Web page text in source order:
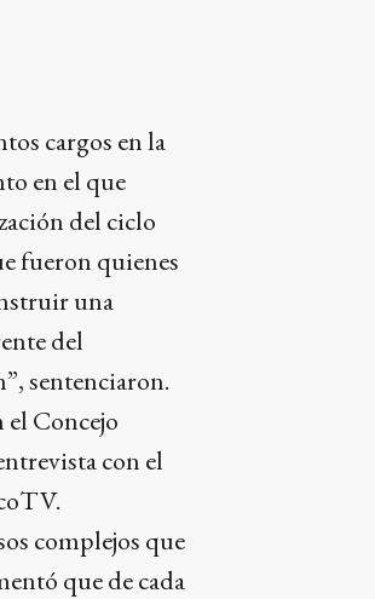
cargos en la
en el que
del ciclo
fueron quienes
una
del
sentenciaron.
el Concejo
con el
complejos que
que de cada